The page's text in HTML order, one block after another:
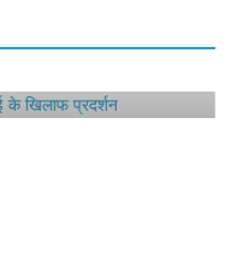
के खिलाफ प्रदर्शन